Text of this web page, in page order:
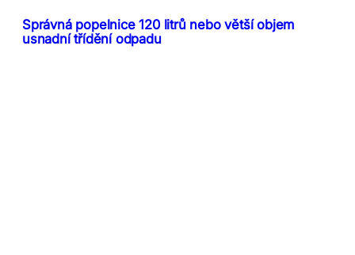
Správná popelnice 120 litrů nebo větší objem
usnadní třídění odpadu